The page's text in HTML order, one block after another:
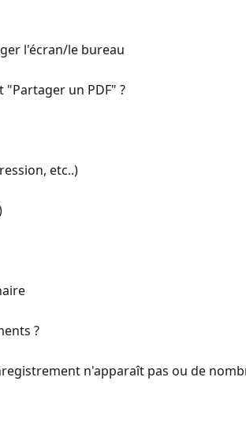
l'écran/le bureau
un PDF" ?
etc..)
?
n'apparaît pas ou de